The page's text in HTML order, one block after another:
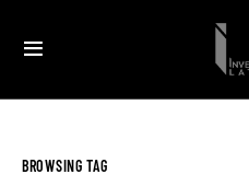
BROWSING TAG